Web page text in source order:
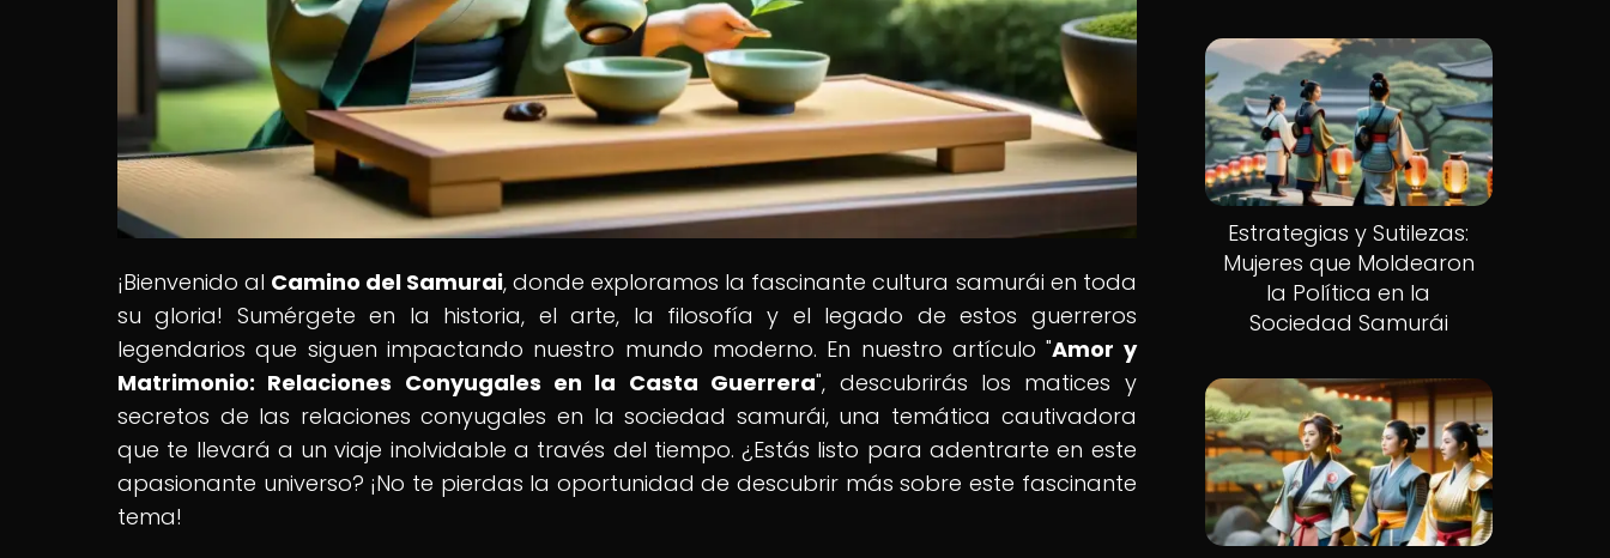
¡Bienvenido al Camino del Samurai, donde exploramos la fascinante cultura samurái en toda
su gloria! Sumérgete en la historia, el arte, la filosofía y el legado de estos guerreros
legendarios que siguen impactando nuestro mundo moderno. En nuestro artículo "Amor y
Matrimonio: Relaciones Conyugales en la Casta Guerrera", descubrirás los matices y
secretos de las relaciones conyugales en la sociedad samurái, una temática cautivadora
que te llevará a un viaje inolvidable a través del tiempo. ¿Estás listo para adentrarte en este
apasionante universo? ¡No te pierdas la oportunidad de descubrir más sobre este fascinante
tema!
Estrategias y Sutilezas:
Mujeres que Moldearon
la Política en la
Sociedad Samurái